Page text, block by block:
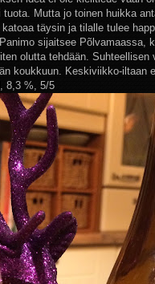
Mutta jo toinen huikka
täysin ja tilalle tulee
sijaitsee Põlvamaassa,
olutta tehdään. Suhteellisen
koukkuun. Keskiviikko-iltaan
8,3 %, 5/5